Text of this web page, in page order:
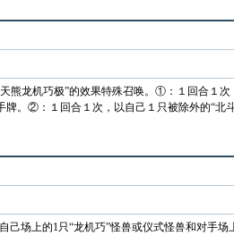
熊龙机巧极”的效果特殊召唤。①：１回合１
。②：１回合１次，以自己１只被除外的“北
场上的1只“龙机巧”怪兽或仪式怪兽和对手场